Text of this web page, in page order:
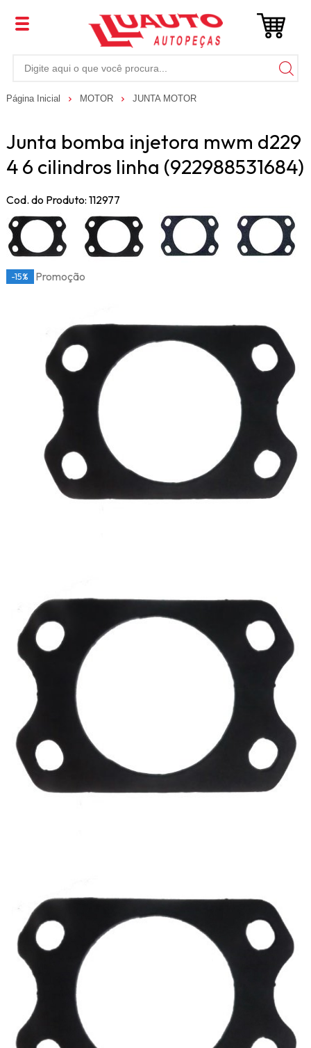
Página Inicial MOTOR JUNTA MOTOR
Junta bomba injetora mwm d229
4 6 cilindros linha (922988531684)
Cod. do Produto: 112977
-15% Promoção